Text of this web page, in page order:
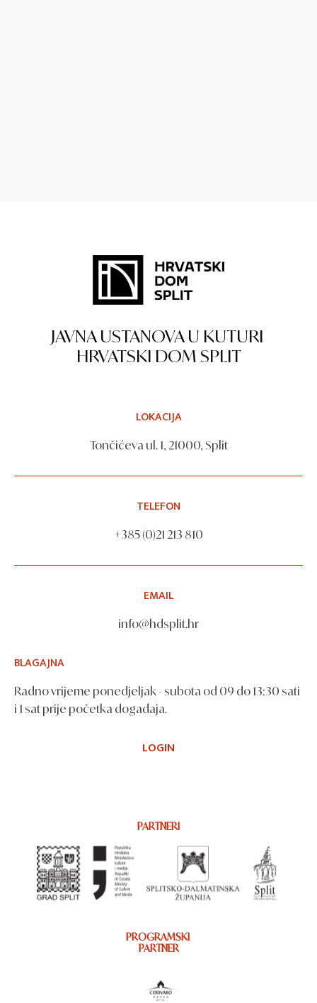
JAVNA USTANOVA U KUTURI
HRVATSKI DOM SPLIT
LOKACIJA
Tončićeva ul. 1, 21000, Split
TELEFON
+385 (0)21 213 810
EMAIL
info@hdsplit.hr
BLAGAJNA
Radno vrijeme ponedjeljak - subota od 09 do 13:30 sati
i 1 sat prije početka događaja.
LOGIN
PARTNERI
PROGRAMSKI
PARTNER